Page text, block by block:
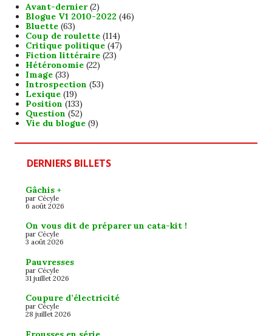
Avant-dernier(2)
Blogue V1 2010-2022 (46)
Bluette(63)
Coup de roulette(114)
Critique politique(47)
Fiction littéraire(23)
Hétéronomie(22)
Image(33)
Introspection (53)
Lexique(19)
Position (133)
Question (52)
Vie du blogue(9)
DERNIERS BILLETS
Gâchis +
par Cécyle
6 août 2026
On vous dit de préparer un cata-kit !
par Cécyle
3 août 2026
Pauvresses
par Cécyle
31 juillet 2026
Coupure d’électricité
par Cécyle
28 juillet 2026